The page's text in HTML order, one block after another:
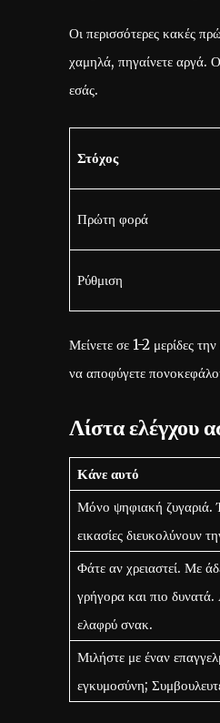
Οι περισσότερες κακές
χαμηλά, πηγαίνετε αργά. Ο
εσάς.
Στόχος
Πρώτη φορά
Ρύθμιση
Μείνετε σε 1-2 μερίδες
να αποφύγετε
Λίστα ελέγχου
Κάνε αυτό
Μόνο ψηφιακή ζυγαριά.
εικασίες διευκολύνουν
Φάτε αν χρειαστεί. Με
γρήγορα και πιο δυνατά.
ελαφρύ σνακ.
Μιλήστε με έναν
εγκυμοσύνη;